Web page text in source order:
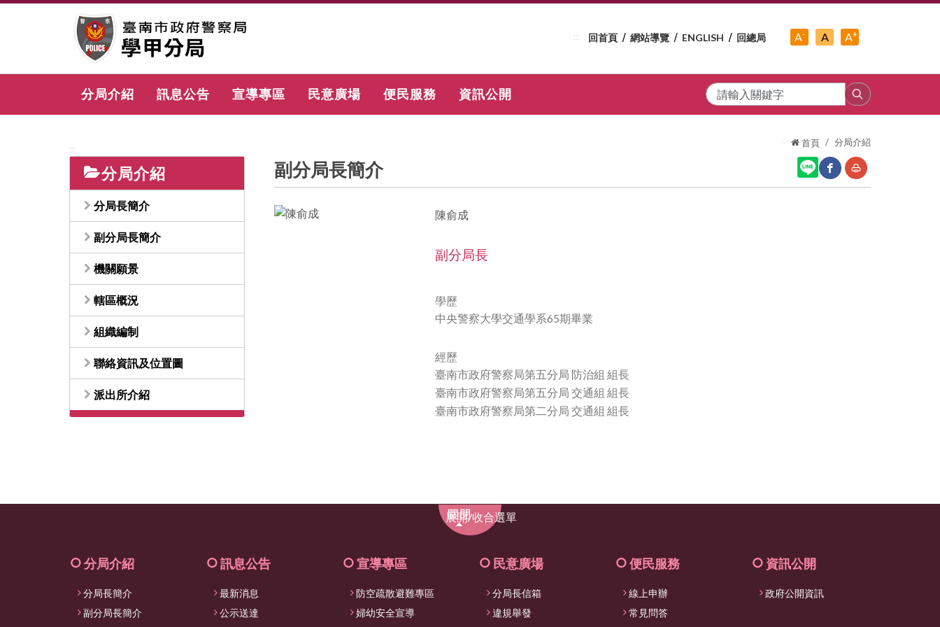
跳
內
::: 回首頁 網站導覽 ENGLISH 回總局 A-
級
A中
A+
級
分局介紹 訊息公告 宣導專區 民意廣場 便民服務 資訊公開
搜
尋
:::
分局介紹
分局長簡介
副分局長簡介
機關願景
轄區概況
組織編制
聯絡資訊及位置圖
派出所介紹
::: 首頁 分局介紹
副分局長簡介
陳俞成
副分局長
學歷
中央警察大學交通學系65期畢業
經歷
臺南市政府警察局第五分局 防治組 組長
臺南市政府警察局第五分局 交通組 組長
臺南市政府警察局第二分局 交通組 組長
展開/收合選單
合
單
分局介紹
分局長簡介
副分局長簡介
訊息公告
最新消息
公示送達
宣導專區
防空疏散避難專區
婦幼安全宣導
民意廣場
分局長信箱
違規舉發
便民服務
線上申辦
常見問答
資訊公開
政府公開資訊